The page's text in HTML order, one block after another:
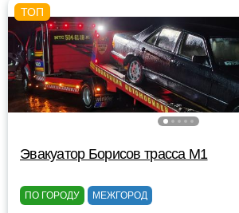
Эвакуатор Борисов трасса М1
ПО ГОРОДУ МЕЖГОРОД